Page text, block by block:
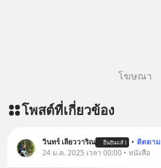
โฆษณา
โพสต์ที่เกี่ยวข้อง
วินทร์ เลียววาริณ ยืนยันแล้ว • ติดตาม
24 ม.ค. 2025 เวลา 00:00 • หนังสือ